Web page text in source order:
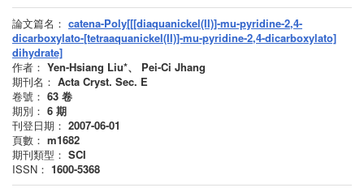
論文篇名： catena-Poly[[[diaquanickel(II)]-mu-pyridine-2,4-
dicarboxylato-[tetraaquanickel(II)]-mu-pyridine-2,4-dicarboxylato]
dihydrate]
作者： Yen-Hsiang Liu*、 Pei-Ci Jhang
期刊名： Acta Cryst. Sec. E
卷號： 63 卷
期別： 6 期
刊登日期： 2007-06-01
頁數： m1682
期刊類型： SCI
ISSN： 1600-5368